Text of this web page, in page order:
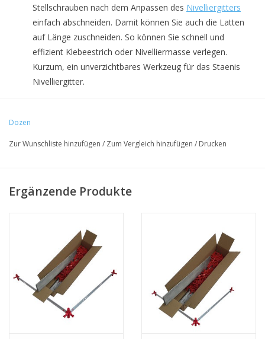
Stellschrauben nach dem Anpassen des Nivelliergitters
einfach abschneiden. Damit können Sie auch die Latten
auf Länge zuschneiden. So können Sie schnell und
effizient Klebeestrich oder Nivelliermasse verlegen.
Kurzum, ein unverzichtbares Werkzeug für das Staenis
Nivelliergitter.
Dozen
Zur Wunschliste hinzufügen / Zum Vergleich hinzufügen / Drucken
Ergänzende Produkte